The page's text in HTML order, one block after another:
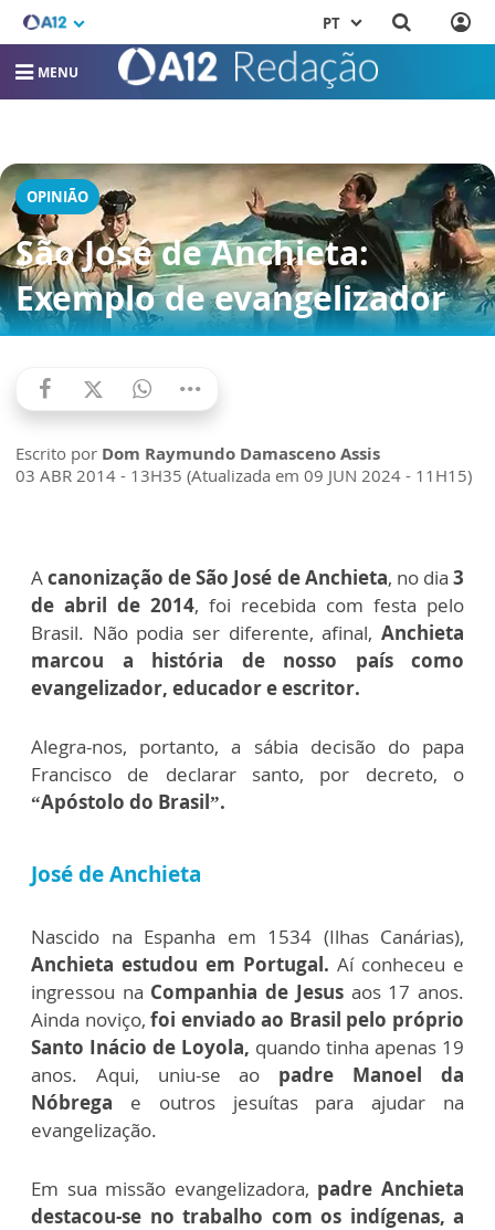
PT
MENU
OPINIÃO
São José de Anchieta:
Exemplo de evangelizador
Escrito por Dom Raymundo Damasceno Assis
03 ABR 2014 - 13H35 (Atualizada em 09 JUN 2024 - 11H15)
Acanonização de São José de Anchieta, no dia3
de abril de 2014, foi recebida com festa pelo
Brasil. Não podia ser diferente, afinal, Anchieta
marcou a história de nosso país como
evangelizador, educador e escritor.
Alegra-nos, portanto, a sábia decisão do papa
Francisco de declarar santo, por decreto, o
“Apóstolo do Brasil”.
José de Anchieta
Nascido na Espanha em 1534 (Ilhas Canárias),
Anchieta estudou em Portugal. Aí conheceu e
ingressou na Companhia de Jesusaos 17 anos.
Ainda noviço,foi enviado ao Brasil pelo próprio
Santo Inácio de Loyola, quando tinha apenas 19
anos. Aqui, uniu-se ao padre Manoel da
Nóbrega e outros jesuítas para ajudar na
evangelização.
Em sua missão evangelizadora, padre Anchieta
destacou-se no trabalho com os indígenas, a